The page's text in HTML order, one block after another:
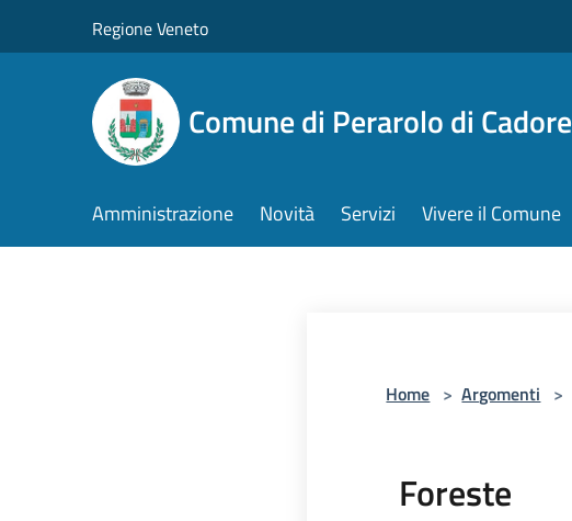
Regione Veneto
Comune di Perarolo di Cadore
Amministrazione Novità Servizi Vivere il Comune
Home > Argomenti >
Foreste